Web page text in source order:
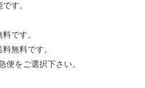
す。
です。
無料です。
をご選択下さい。